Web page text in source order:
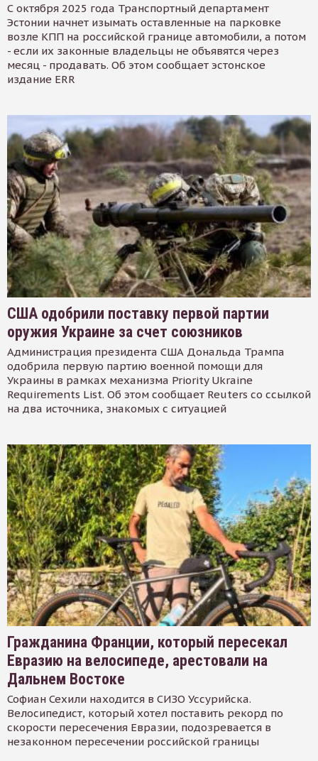
С октября 2025 года Транспортный департамент
Эстонии начнет изымать оставленные на парковке
возле КПП на российской границе автомобили, а потом
- если их законные владельцы не объявятся через
месяц - продавать. Об этом сообщает эстонское
издание ERR
США одобрили поставку первой партии
оружия Украине за счет союзников
Администрация президента США Дональда Трампа
одобрила первую партию военной помощи для
Украины в рамках механизма Priority Ukraine
Requirements List. Об этом сообщает Reuters со ссылкой
на два источника, знакомых с ситуацией
Гражданина Франции, который пересекал
Евразию на велосипеде, арестовали на
Дальнем Востоке
Софиан Сехили находится в СИЗО Уссурийска.
Велосипедист, который хотел поставить рекорд по
скорости пересечения Евразии, подозревается в
незаконном пересечении российской границы